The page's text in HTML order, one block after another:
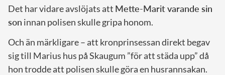
Det har vidare avslöjats att Mette-Marit varande sin
son innan polisen skulle gripa honom.
Och än märkligare – att kronprinsessan direkt begav
sig till Marius hus på Skaugum ”för att städa upp” då
hon trodde att polisen skulle göra en husrannsakan.